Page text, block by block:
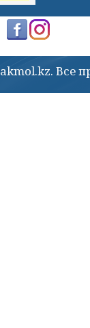
Все